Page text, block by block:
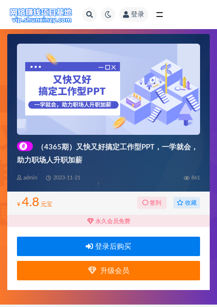
登录
#
（4365期）又快又好搞定工作型PPT，一学就会，
助力职场人升职加薪
admin 2023-11-21 861
¥ 4.8 元宝 签到 收藏
永久会员免费
登录后购买
升级会员